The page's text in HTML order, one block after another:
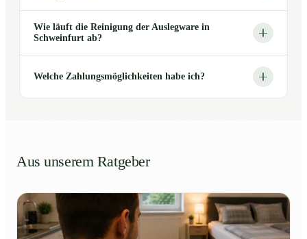
Wie läuft die Reinigung der Auslegware in
Schweinfurt ab?
Welche Zahlungsmöglichkeiten habe ich?
Aus unserem Ratgeber